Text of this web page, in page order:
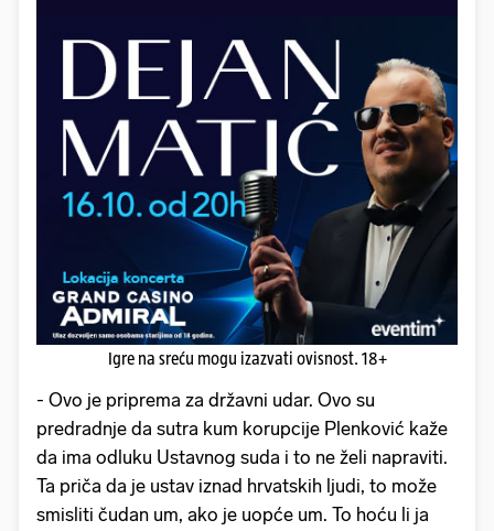
Igre na sreću mogu izazvati ovisnost. 18+
- Ovo je priprema za državni udar. Ovo su
predradnje da sutra kum korupcije Plenković kaže
da ima odluku Ustavnog suda i to ne želi napraviti.
Ta priča da je ustav iznad hrvatskih ljudi, to može
smisliti čudan um, ako je uopće um. To hoću li ja